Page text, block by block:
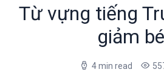
Từ vựng tiếng
giảm
4 min read